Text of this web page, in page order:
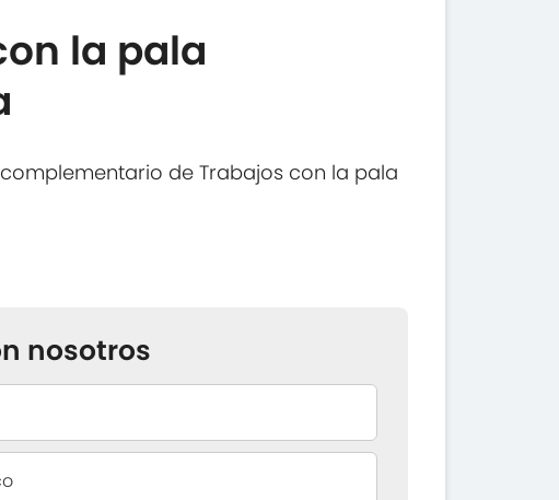
la pala
de Trabajos con la pala
nosotros